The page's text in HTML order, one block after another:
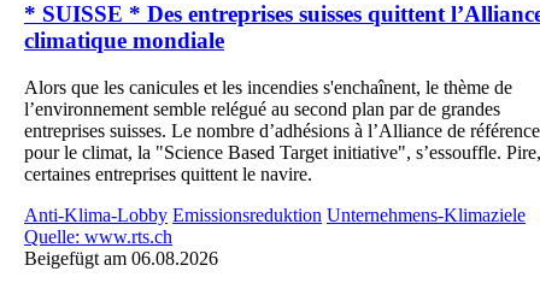
* SUISSE * Des entreprises suisses quittent
climatique mondiale
Alors que les canicules et les incendies s'enchaînent, le thème de
l’environnement semble relégué au second plan par de grandes
entreprises suisses. Le nombre d’adhésions à l’Alliance de référence
pour le climat, la "Science Based Target initiative", s’essouffle. Pire,
certaines entreprises quittent le navire.
Anti-Klima-Lobby Emissionsreduktion Unternehmens-Klimaziele
Quelle: www.rts.ch
Beigefügt am 06.08.2026